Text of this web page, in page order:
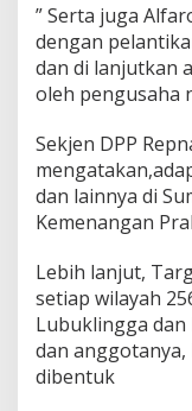
” Serta juga
dengan
dan di lanjutkan
oleh pengusaha
Sekjen DPP
dan lainnya di
Kemenangan
Lebih lanjut,
setiap wilayah
Lubuklingga
dan anggotanya,
dibentuk